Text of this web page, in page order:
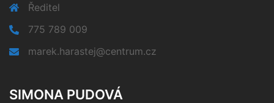
Ředitel
775 789 009
marek.harastej@centrum.cz
SIMONA PUDOVÁ